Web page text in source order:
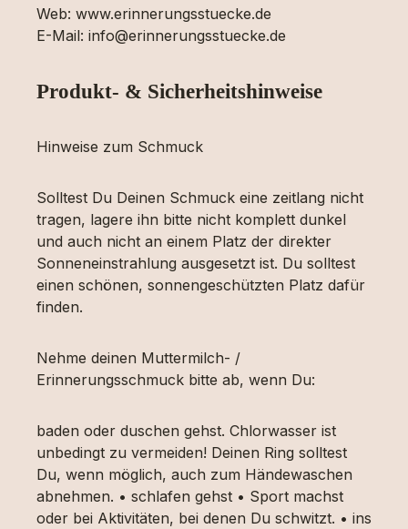
Web: www.erinnerungsstuecke.de
E-Mail: info@erinnerungsstuecke.de
Produkt- & Sicherheitshinweise
Hinweise zum Schmuck
Solltest Du Deinen Schmuck eine zeitlang nicht
tragen, lagere ihn bitte nicht komplett dunkel
und auch nicht an einem Platz der direkter
Sonneneinstrahlung ausgesetzt ist. Du solltest
einen schönen, sonnengeschützten Platz dafür
finden.
Nehme deinen Muttermilch- /
Erinnerungsschmuck bitte ab, wenn Du:
baden oder duschen gehst. Chlorwasser ist
unbedingt zu vermeiden! Deinen Ring solltest
Du, wenn möglich, auch zum Händewaschen
abnehmen. • schlafen gehst • Sport machst
oder bei Aktivitäten, bei denen Du schwitzt. • ins